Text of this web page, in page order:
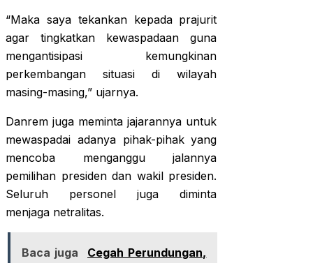
“Maka saya tekankan kepada prajurit
agar tingkatkan kewaspadaan guna
mengantisipasi kemungkinan
perkembangan situasi di wilayah
masing-masing,” ujarnya.
Danrem juga meminta jajarannya untuk
mewaspadai adanya pihak-pihak yang
mencoba menganggu jalannya
pemilihan presiden dan wakil presiden.
Seluruh personel juga diminta
menjaga netralitas.
Baca juga
Cegah Perundungan,